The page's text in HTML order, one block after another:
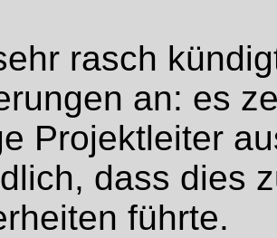
rasch
an: es
Projektleiter
dass dies
führte.